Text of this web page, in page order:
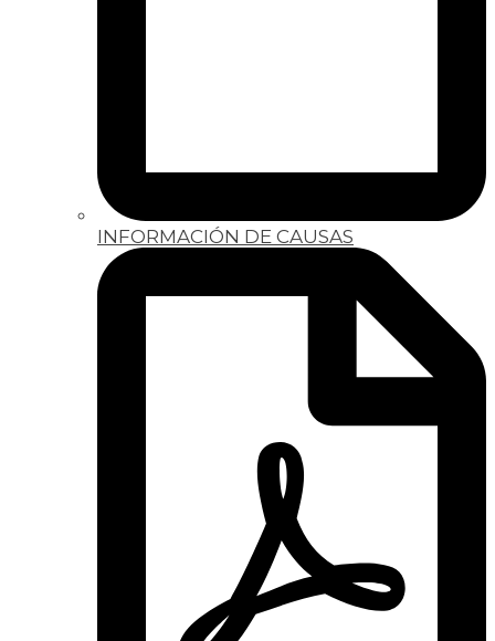
INFORMACIÓN DE CAUSAS